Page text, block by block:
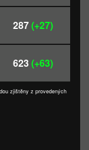
287(+27)
623(+63)
zjištěny z provedených